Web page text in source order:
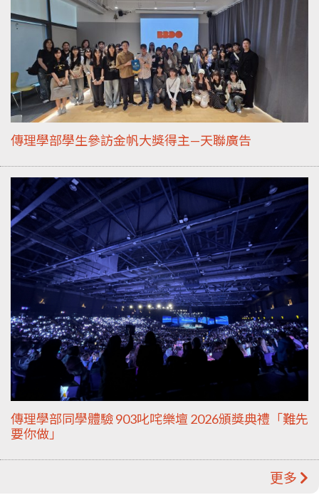
傳理學部學生參訪金帆大獎得主—天聯廣告
傳理學部同學體驗 903叱咤樂壇 2026頒獎典禮「難先
要你做」
更多